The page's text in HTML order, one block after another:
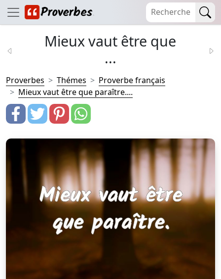
Mieux vaut être que
...
Proverbes Thémes
Proverbe français
Mieux vaut être que paraître....